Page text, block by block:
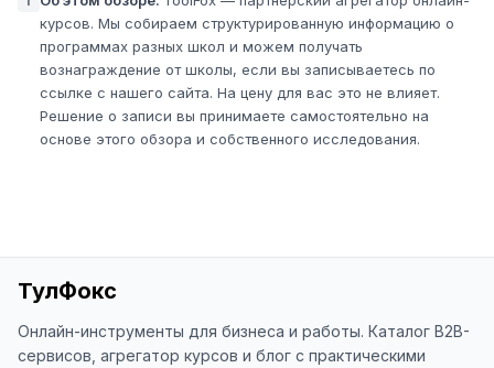
курсов. Мы собираем структурированную информацию о
программах разных школ и можем получать
вознаграждение от школы, если вы записываетесь по
ссылке с нашего сайта. На цену для вас это не влияет.
Решение о записи вы принимаете самостоятельно на
основе этого обзора и собственного исследования.
ТулФокс
Онлайн-инструменты для бизнеса и работы. Каталог B2B-
сервисов, агрегатор курсов и блог с практическими